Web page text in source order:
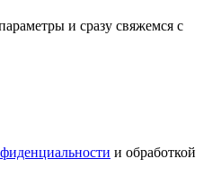
и сразу свяжемся с
и обработкой